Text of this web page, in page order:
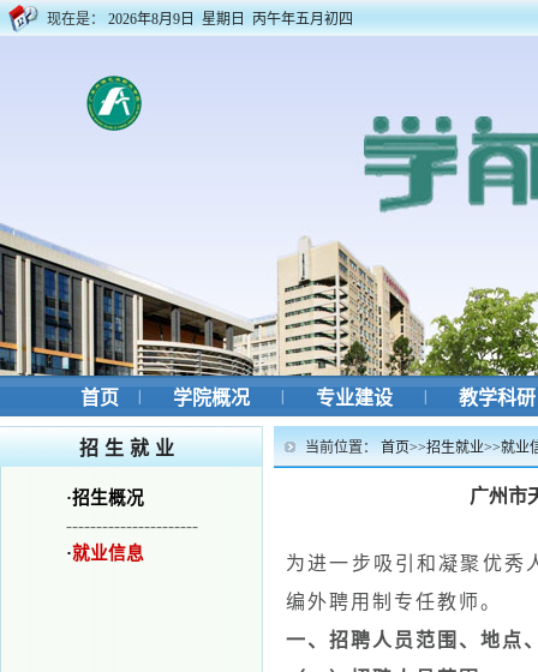
现在是： 2026年8月9日 星期日 丙午年五月初四
首页 学院概况 专业建设 教学科
招生就业
·招生概况
----------------------
·就业信息
当前位置： 首页>>招生就业>>就业
广州市
为进一步吸引和凝聚优秀
编外聘用制专任教师。
一、招聘人员范围、地点